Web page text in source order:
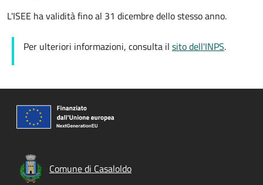
L'ISEE ha validità fino al 31 dicembre dello stesso anno.
Per ulteriori informazioni, consulta il sito dell'INPS.
Comune di Casaloldo